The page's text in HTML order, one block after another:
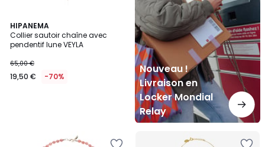
HIPANEMA
Collier sautoir chaîne avec
pendentif lune VEYLA
65,00 €
19,50 € -70%
Nouveau !
Livraison en
Locker Mondial
Relay